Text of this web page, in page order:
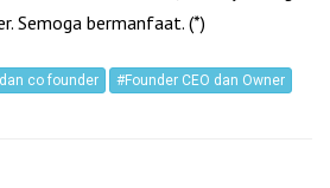
Semoga bermanfaat. (*)
co founder #Founder CEO dan Owner